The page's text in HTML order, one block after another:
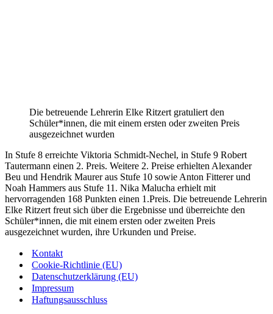
Die betreuende Lehrerin Elke Ritzert gratuliert den
Schüler*innen, die mit einem ersten oder zweiten Preis
ausgezeichnet wurden
In Stufe 8 erreichte Viktoria Schmidt-Nechel, in Stufe 9 Robert
Tautermann einen 2. Preis. Weitere 2. Preise erhielten Alexander
Beu und Hendrik Maurer aus Stufe 10 sowie Anton Fitterer und
Noah Hammers aus Stufe 11. Nika Malucha erhielt mit
hervorragenden 168 Punkten einen 1.Preis. Die betreuende Lehrerin
Elke Ritzert freut sich über die Ergebnisse und überreichte den
Schüler*innen, die mit einem ersten oder zweiten Preis
ausgezeichnet wurden, ihre Urkunden und Preise.
Kontakt
Cookie-Richtlinie (EU)
Datenschutzerklärung (EU)
Impressum
Haftungsausschluss